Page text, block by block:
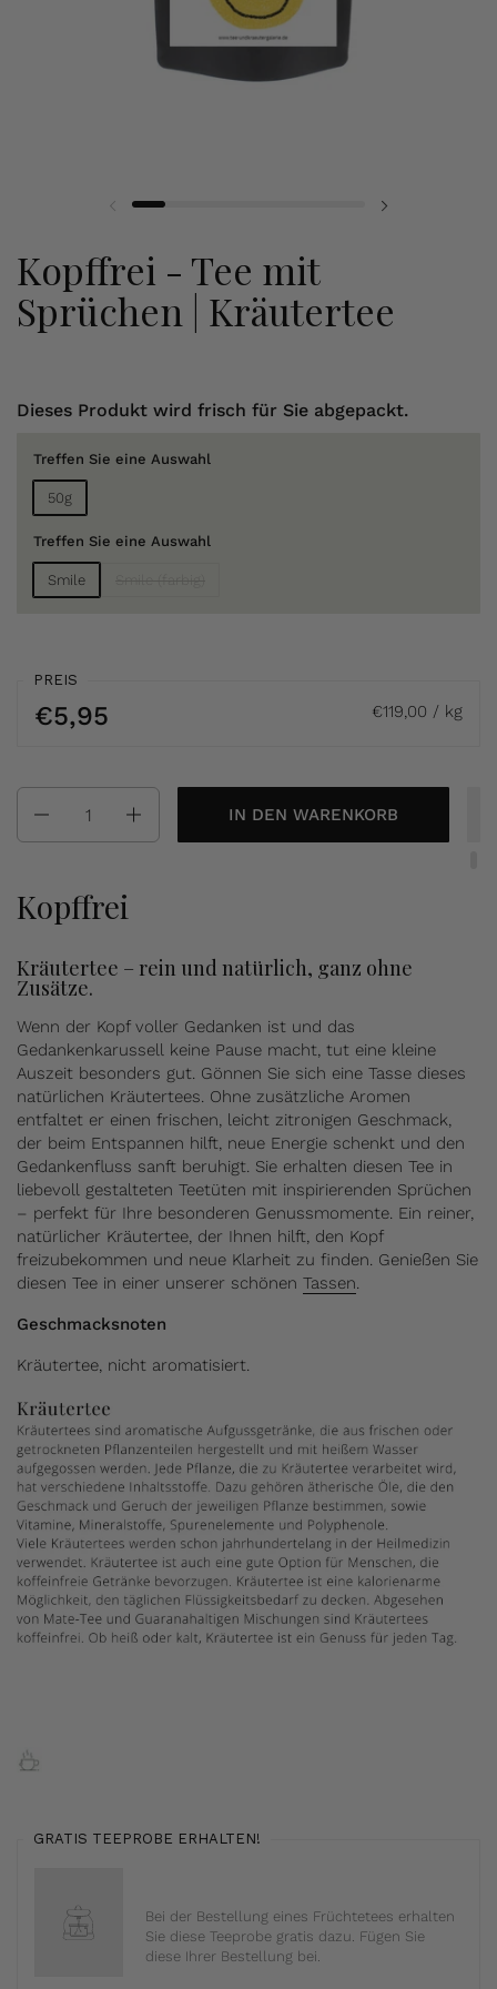
Kopffrei - Tee mit
Sprüchen | Kräutertee
Dieses Produkt wird frisch für Sie abgepackt.
Treffen Sie eine Auswahl
50g
Treffen Sie eine Auswahl
Smile
PREIS
€5,95 €119,00 / kg
IN DEN WARENKORB
Kopffrei
Kräutertee – rein und natürlich, ganz ohne
Zusätze.
Wenn der Kopf voller Gedanken ist und das
Gedankenkarussell keine Pause macht, tut eine kleine
Auszeit besonders gut. Gönnen Sie sich eine Tasse dieses
natürlichen Kräutertees. Ohne zusätzliche Aromen
entfaltet er einen frischen, leicht zitronigen Geschmack,
der beim Entspannen hilft, neue Energie schenkt und den
Gedankenfluss sanft beruhigt. Sie erhalten diesen Tee in
liebevoll gestalteten Teetüten mit inspirierenden Sprüchen
– perfekt für Ihre besonderen Genussmomente. Ein reiner,
natürlicher Kräutertee, der Ihnen hilft, den Kopf
freizubekommen und neue Klarheit zu finden. Genießen Sie
diesen Tee in einer unserer schönen Tassen.
Geschmacksnoten
Kräutertee, nicht aromatisiert.
GRATIS TEEPROBE ERHALTEN!
Bei der Bestellung eines Früchtetees erhalten
Sie diese Teeprobe gratis dazu. Fügen Sie
diese Ihrer Bestellung bei.